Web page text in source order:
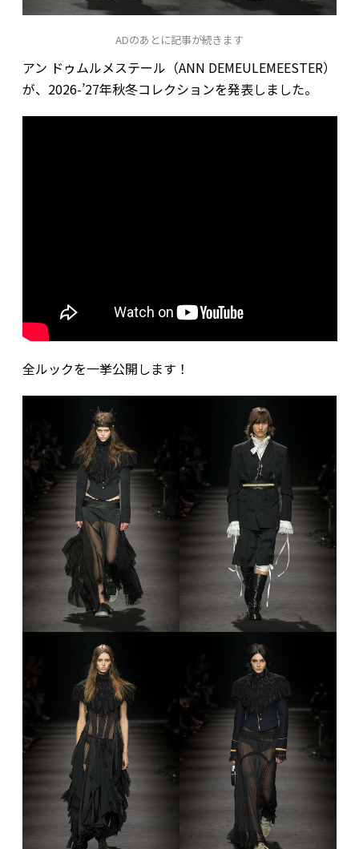
ADのあとに記事が続きます
アン ドゥムルメステール（ANN DEMEULEMEESTER）
が、2026-’27年秋冬コレクションを発表しました。
全ルックを一挙公開します！